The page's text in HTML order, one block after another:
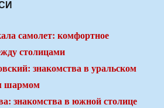
самолет: комфортное
столицами
знакомства в уральском
шармом
знакомства в южной столице